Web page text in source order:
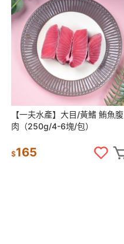
【一夫水產】大目/黃鰭 鮪魚腹
肉（250g/4-6塊/包）
$165